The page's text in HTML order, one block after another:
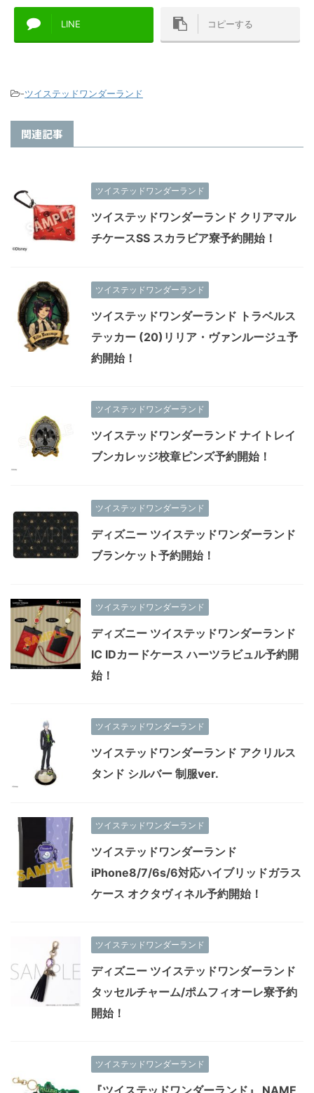
LINE コピーする
-ツイステッドワンダーランド
関連記事
ツイステッドワンダーランド
ツイステッドワンダーランド クリアマル
チケースSS スカラビア寮予約開始！
ツイステッドワンダーランド
ツイステッドワンダーランド トラベルス
テッカー (20)リリア・ヴァンルージュ予
約開始！
ツイステッドワンダーランド
ツイステッドワンダーランド ナイトレイ
ブンカレッジ校章ピンズ予約開始！
ツイステッドワンダーランド
ディズニー ツイステッドワンダーランド
ブランケット予約開始！
ツイステッドワンダーランド
ディズニー ツイステッドワンダーランド
IC IDカードケース ハーツラビュル予約開
始！
ツイステッドワンダーランド
ツイステッドワンダーランド アクリルス
タンド シルバー 制服ver.
ツイステッドワンダーランド
ツイステッドワンダーランド
iPhone8/7/6s/6対応ハイブリッドガラス
ケース オクタヴィネル予約開始！
ツイステッドワンダーランド
ディズニー ツイステッドワンダーランド
タッセルチャーム/ポムフィオーレ寮予約
開始！
ツイステッドワンダーランド
『ツイステッドワンダーランド』 NAME